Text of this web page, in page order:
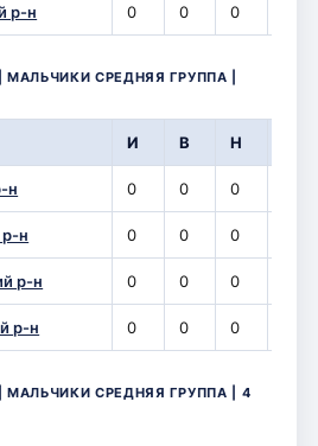
р-н 0 0 0
СРЕДНЯЯ ГРУППА |
И В Н
н 0 0 0
н 0 0 0
р-н 0 0 0
р-н 0 0 0
СРЕДНЯЯ ГРУППА | 4